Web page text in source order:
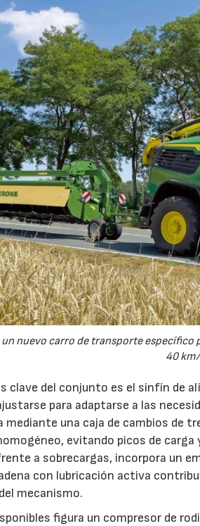
nuevo carro de transporte específico
40
clave del conjunto es el sinfín de
para adaptarse a las
mediante una caja de cambios de
evitando picos de carga
a sobrecargas, incorpora un
con lubricación activa
mecanismo.
figura un compresor de
23/07/2026